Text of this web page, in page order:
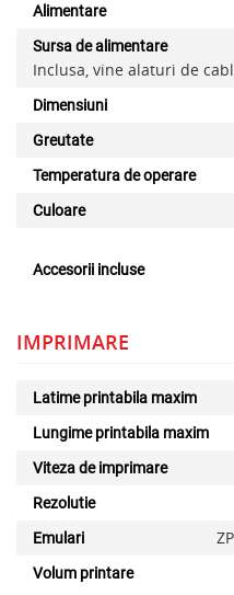
Alimentare
Sursa de alimentare
Inclusa, vine alaturi de
Dimensiuni
Greutate
Temperatura de operare
Culoare
Accesorii incluse
IMPRIMARE
Latime printabila maxim
Lungime printabila maxim
Viteza de imprimare
Rezolutie
Emulari
Volum printare